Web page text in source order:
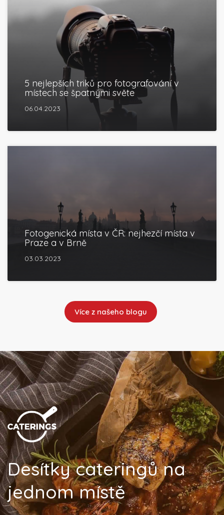
5 nejlepších triků pro fotografování v
místech se špatnými světe
06.04.2023
Fotogenická místa v ČR: nejhezčí místa v
Praze a v Brně
03.03.2023
Více z našeho blogu
Desítky cateringů na
jednom místě